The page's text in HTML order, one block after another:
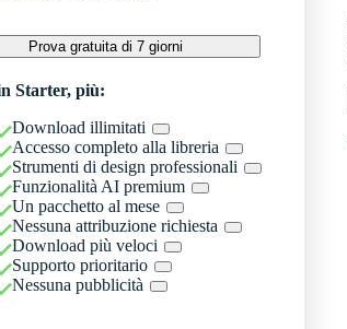
Prova gratuita di 7 giorni
Starter, più:
Download illimitati
Accesso completo alla libreria
Strumenti di design professionali
Funzionalità AI premium
Un pacchetto al mese
Nessuna attribuzione richiesta
Download più veloci
Supporto prioritario
Nessuna pubblicità